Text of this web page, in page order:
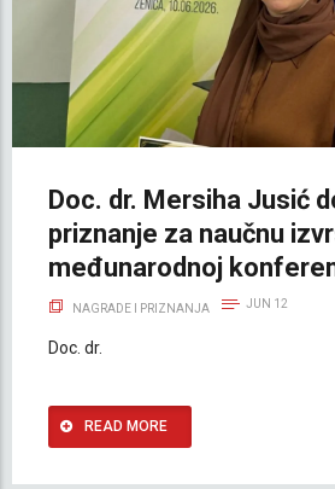
Doc. dr. Mersiha Jusić
priznanje za naučnu
međunarodnoj
NAGRADE I PRIZNANJA JUN 12
Doc. dr.
READ MORE